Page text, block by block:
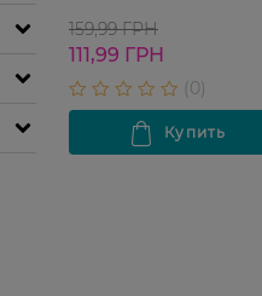
159,99 ГРН
111,99 ГРН